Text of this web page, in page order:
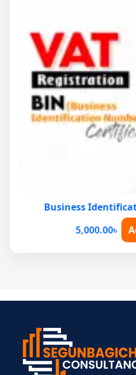
Business
5,000.00৳
> ব্যক্তিগত আয়কর
> BIN